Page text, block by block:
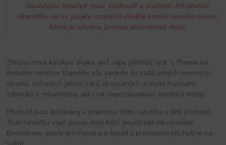
Osvěžující taneček mezi sladkostí a svěžestí. Při prvním
okamžiku se na jazyku rozplývá sladká extáze lesního ovoce,
která je oživena jemnou pikantností máty
Zbrusu nová kolekce shake and vape příchutí Jack´s Premix od
českého výrobce VapeMix vás zavede do sadů plných ovocných
stromů, voňavých jahod, keřů obsypaných zralými malinami,
záhonků s rebarborou, ale i na neprozkoumaní exotická místa.
Příchutě jsou dodávány v praktické 60ml lahvičce s 6ml příchutě.
Tuto lahvičku stačí pouze dolít bází, popřípadě nikotinovým
Boosterem, dobře protřepat a e-liquid s prémiovou příchutí je na